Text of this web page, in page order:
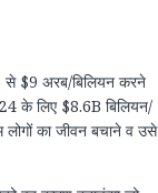
​से​ $9 ​अरब​/​बिलियन​ ​करने​
​के​ ​लिए​ $8.6B ​बिलियन​/​
​का​ ​जीवन​ ​बचाने​ ​व​ ​उसे​